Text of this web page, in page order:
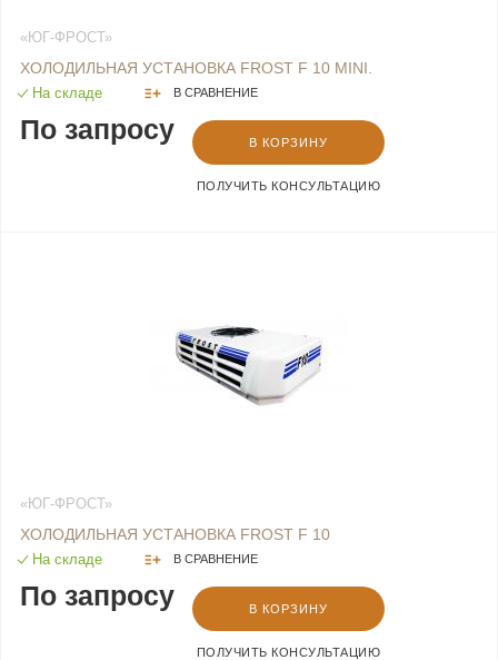
«ЮГ-ФРОСТ»
ХОЛОДИЛЬНАЯ УСТАНОВКА FROST F 10 MINI.
На складе В СРАВНЕНИЕ
По запросу В КОРЗИНУ
ПОЛУЧИТЬ КОНСУЛЬТАЦИЮ
«ЮГ-ФРОСТ»
ХОЛОДИЛЬНАЯ УСТАНОВКА FROST F 10
На складе В СРАВНЕНИЕ
По запросу В КОРЗИНУ
ПОЛУЧИТЬ КОНСУЛЬТАЦИЮ